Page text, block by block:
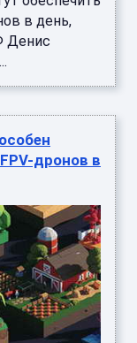
в день,
Денис
дронов в